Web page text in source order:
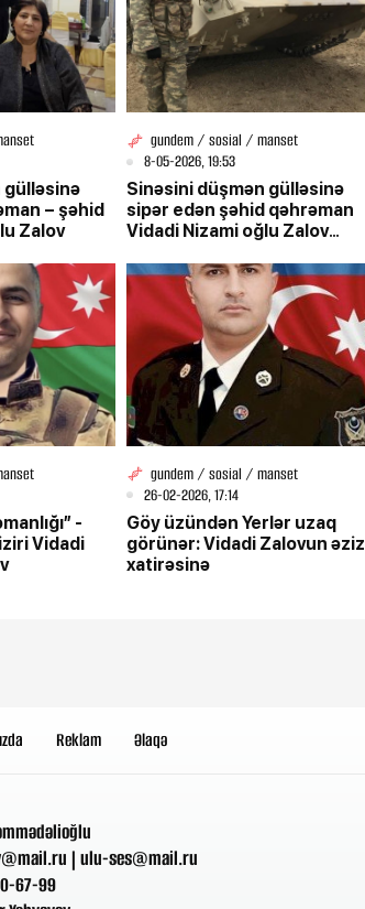
gülləsinə
– şəhid
Zalov
gundem / sosial / manset
8-05-2026, 19:53
Sinəsini düşmən gülləsinə
sipər edən şəhid qəhrəman
Vidadi Nizami oğlu Zalov
-
Vidadi
gundem / sosial / manset
26-02-2026, 17:14
Göy üzündən Yerlər uzaq
görünər: Vidadi Zalovun əziz
xatirəsinə
Reklam Əlaqə
| ulu-ses@mail.ru
67-99